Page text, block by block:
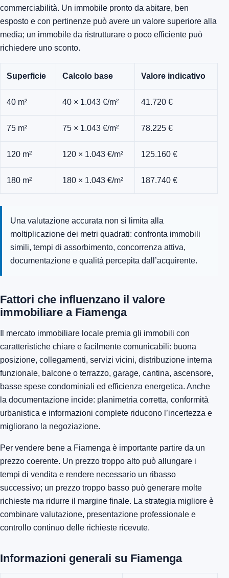
commerciabilità. Un immobile pronto da abitare, ben
esposto e con pertinenze può avere un valore superiore alla
media; un immobile da ristrutturare o poco efficiente può
richiedere uno sconto.
Superficie Calcolo base Valore indicativo
40 m² 40 × 1.043 €/m² 41.720 €
75 m² 75 × 1.043 €/m² 78.225 €
120 m² 120 × 1.043 €/m² 125.160 €
180 m² 180 × 1.043 €/m² 187.740 €
Una valutazione accurata non si limita alla
moltiplicazione dei metri quadrati: confronta immobili
simili, tempi di assorbimento, concorrenza attiva,
documentazione e qualità percepita dall’acquirente.
Fattori che influenzano il valore
immobiliare a Fiamenga
Il mercato immobiliare locale premia gli immobili con
caratteristiche chiare e facilmente comunicabili: buona
posizione, collegamenti, servizi vicini, distribuzione interna
funzionale, balcone o terrazzo, garage, cantina, ascensore,
basse spese condominiali ed efficienza energetica. Anche
la documentazione incide: planimetria corretta, conformità
urbanistica e informazioni complete riducono l’incertezza e
migliorano la negoziazione.
Per vendere bene a Fiamenga è importante partire da un
prezzo coerente. Un prezzo troppo alto può allungare i
tempi di vendita e rendere necessario un ribasso
successivo; un prezzo troppo basso può generare molte
richieste ma ridurre il margine finale. La strategia migliore è
combinare valutazione, presentazione professionale e
controllo continuo delle richieste ricevute.
Informazioni generali su Fiamenga